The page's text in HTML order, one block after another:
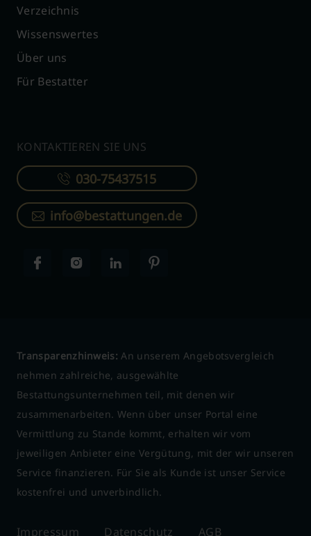
Verzeichnis
Wissenswertes
Über uns
Für Bestatter
KONTAKTIEREN SIE UNS
030-75437515
info@bestattungen.de
Transparenzhinweis: An unserem Angebotsvergleich
nehmen zahlreiche, ausgewählte
Bestattungsunternehmen teil, mit denen wir
zusammenarbeiten. Wenn über unser Portal eine
Vermittlung zu Stande kommt, erhalten wir vom
jeweiligen Anbieter eine Vergütung, mit der wir unseren
Service finanzieren. Für Sie als Kunde ist unser Service
kostenfrei und unverbindlich.
Impressum Datenschutz AGB